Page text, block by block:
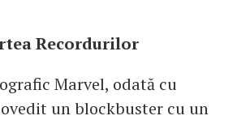
Recordurilor
Marvel, odată cu
un blockbuster cu un